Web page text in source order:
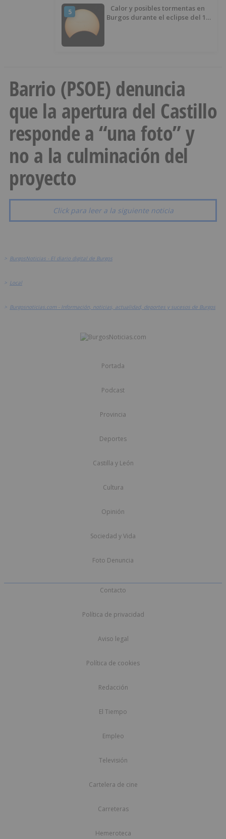
5
Calor y posibles tormentas en
Burgos durante el eclipse del 12
Barrio (PSOE) denuncia
que la apertura del Castillo
responde a “una foto” y
no a la culminación del
proyecto
Click para leer a la siguiente noticia
> BurgosNoticias - El diario digital de Burgos
> Local
> Burgosnoticias.com - Información, noticias, actualidad, deportes y sucesos de Burgos
Portada
Podcast
Provincia
Deportes
Castilla y León
Cultura
Opinión
Sociedad y Vida
Foto Denuncia
Contacto
Política de privacidad
Aviso legal
Política de cookies
Redacción
El Tiempo
Empleo
Televisión
Cartelera de cine
Carreteras
Hemeroteca